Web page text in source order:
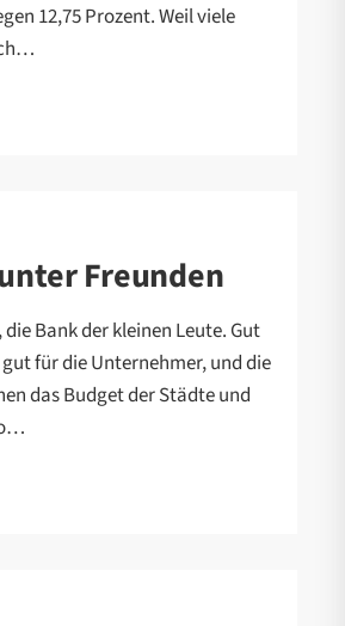
12,75 Prozent. Weil viele
Freunden
die Bank der kleinen Leute. Gut
für die Unternehmer, und die
das Budget der Städte und